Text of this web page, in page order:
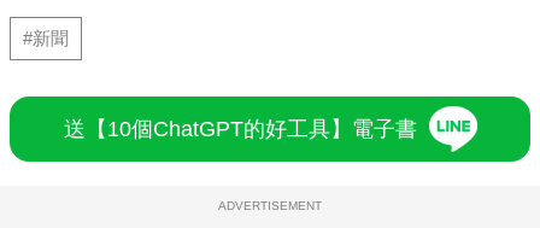
#新聞
送【10個ChatGPT的好工具】電子書
ADVERTISEMENT